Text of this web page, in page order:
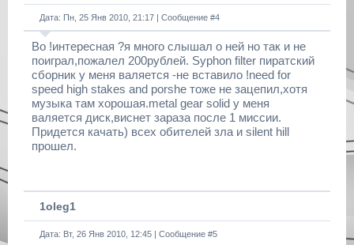
Дата: Пн, 25 Янв 2010, 21:17 | Сообщение #4
Во !интересная ?я много слышал о ней но так и не
поиграл,пожалел 200рублей. Syphon filter пиратский
сборник у меня валяется -не вставило !need for
speed high stakes and porshe тоже не зацепил,хотя
музыка там хорошая.metal gear solid у меня
валяется диск,виснет зараза после 1 миссии.
Придется качать) всех обителей зла и silent hill
прошел.
1oleg1
Дата: Вт, 26 Янв 2010, 12:45 | Сообщение #5